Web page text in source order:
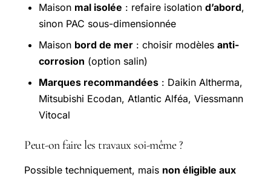
Maison mal isolée : refaire isolation d’abord,
sinon PAC sous-dimensionnée
Maison bord de mer : choisir modèles anti-
corrosion (option salin)
Marques recommandées : Daikin Altherma,
Mitsubishi Ecodan, Atlantic Alféa, Viessmann
Vitocal
Peut-on faire les travaux soi-même ?
Possible techniquement, mais non éligible aux